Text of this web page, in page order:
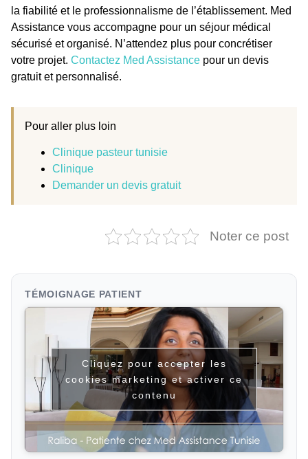
la fiabilité et le professionnalisme de l’établissement. Med
Assistance vous accompagne pour un séjour médical
sécurisé et organisé. N’attendez plus pour concrétiser
votre projet. Contactez Med Assistance pour un devis
gratuit et personnalisé.
Pour aller plus loin
Clinique pasteur tunisie
Clinique
Demander un devis gratuit
Noter ce post
TÉMOIGNAGE PATIENT
Cliquez pour accepter les
cookies marketing et activer ce
contenu